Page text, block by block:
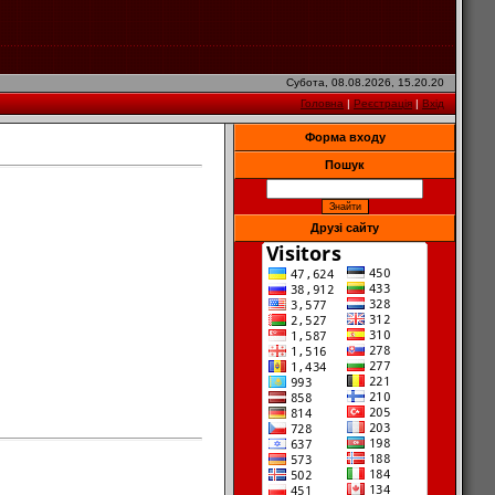
Субота, 08.08.2026, 15.20.20
Головна|Реєстрація|Вхід
Форма входу
Пошук
Друзі сайту